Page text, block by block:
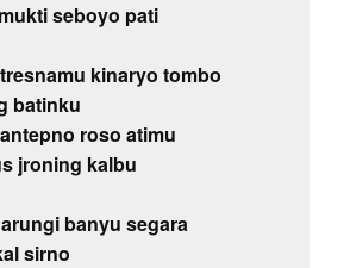
seboyo pati
kinaryo tombo
batinku
roso atimu
jroning kalbu
banyu segara
sirno